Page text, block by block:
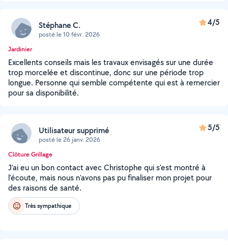
Stéphane C.
posté le 10 févr. 2026
4/5
Jardinier
Excellents conseils mais les travaux envisagés sur une durée
trop morcelée et discontinue, donc sur une période trop
longue. Personne qui semble compétente qui est à remercier
pour sa disponibilité.
Utilisateur supprimé
posté le 26 janv. 2026
5/5
Clôture Grillage
J'ai eu un bon contact avec Christophe qui s'est montré à
l'écoute, mais nous n'avons pas pu finaliser mon projet pour
des raisons de santé.
Très sympathique